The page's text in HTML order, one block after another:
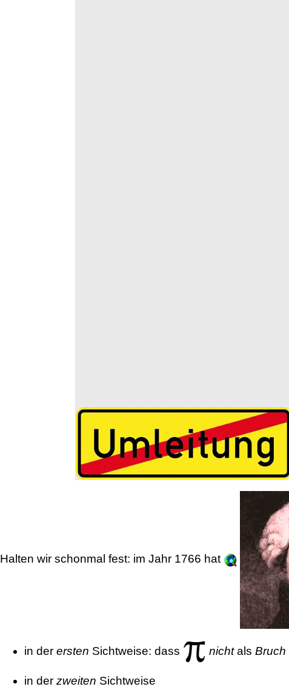
Halten wir schonmal fest: im Jahr 1766 hat
in der ersten Sichtweise: dass nichtals Bruch
in der zweiten Sichtweise